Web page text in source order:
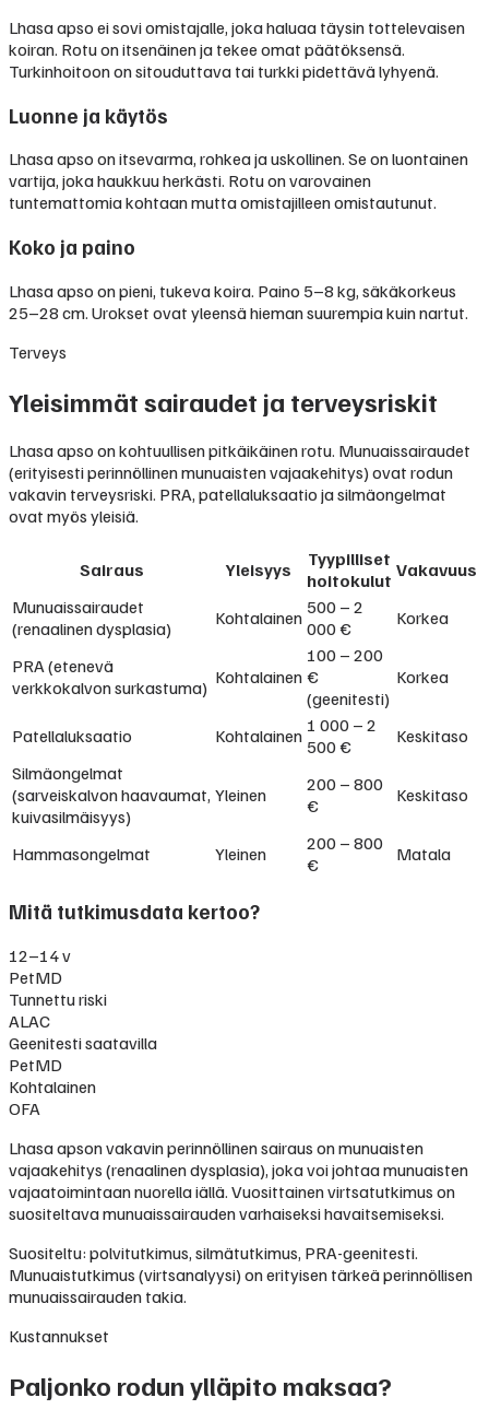
Lhasa apso ei sovi omistajalle, joka haluaa täysin tottelevaisen
koiran. Rotu on itsenäinen ja tekee omat päätöksensä.
Turkinhoitoon on sitouduttava tai turkki pidettävä lyhyenä.
Luonne ja käytös
Lhasa apso on itsevarma, rohkea ja uskollinen. Se on luontainen
vartija, joka haukkuu herkästi. Rotu on varovainen
tuntemattomia kohtaan mutta omistajilleen omistautunut.
Koko ja paino
Lhasa apso on pieni, tukeva koira. Paino 5–8 kg, säkäkorkeus
25–28 cm. Urokset ovat yleensä hieman suurempia kuin nartut.
Terveys
Yleisimmät sairaudet ja terveysriskit
Lhasa apso on kohtuullisen pitkäikäinen rotu. Munuaissairaudet
(erityisesti perinnöllinen munuaisten vajaakehitys) ovat rodun
vakavin terveysriski. PRA, patellaluksaatio ja silmäongelmat
ovat myös yleisiä.
Sairaus Yleisyys
Tyypilliset
hoitokulut Vakavuus
Munuaissairaudet
(renaalinen dysplasia)
Kohtalainen 500 – 2
000 €
Korkea
PRA (etenevä
verkkokalvon surkastuma) Kohtalainen
100 – 200
€
(geenitesti)
Korkea
Patellaluksaatio Kohtalainen 1 000 – 2
500 €
Keskitaso
Silmäongelmat
(sarveiskalvon haavaumat,
kuivasilmäisyys)
Yleinen
200 – 800
€
Keskitaso
Hammasongelmat Yleinen
200 – 800
€
Matala
Mitä tutkimusdata kertoo?
12–14 v
PetMD
Tunnettu riski
ALAC
Geenitesti saatavilla
PetMD
Kohtalainen
OFA
Lhasa apson vakavin perinnöllinen sairaus on munuaisten
vajaakehitys (renaalinen dysplasia), joka voi johtaa munuaisten
vajaatoimintaan nuorella iällä. Vuosittainen virtsatutkimus on
suositeltava munuaissairauden varhaiseksi havaitsemiseksi.
Suositeltu: polvitutkimus, silmätutkimus, PRA-geenitesti.
Munuaistutkimus (virtsanalyysi) on erityisen tärkeä perinnöllisen
munuaissairauden takia.
Kustannukset
Paljonko rodun ylläpito maksaa?